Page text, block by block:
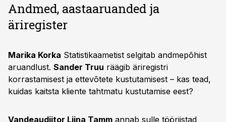
Andmed, aastaaruanded ja
äriregister
Marika Korka Statistikaametist selgitab andmepõhist
aruandlust. Sander Truu räägib äriregistri
korrastamisest ja ettevõtete kustutamisest – kas tead,
kuidas kaitsta kliente tahtmatu kustutamise eest?
Vandeaudiitor Liina Tamm annab sulle tööriistad